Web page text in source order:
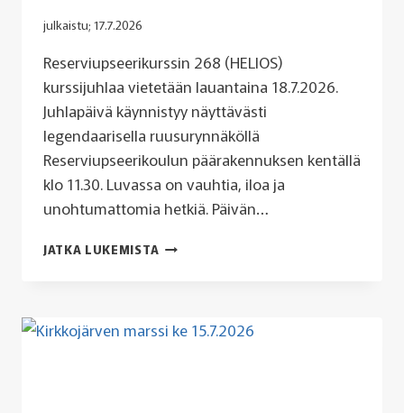
julkaistu; 17.7.2026
Reserviupseerikurssin 268 (HELIOS)
kurssijuhlaa vietetään lauantaina 18.7.2026.
Juhlapäivä käynnistyy näyttävästi
legendaarisella ruusurynnäköllä
Reserviupseerikoulun päärakennuksen kentällä
klo 11.30. Luvassa on vauhtia, iloa ja
unohtumattomia hetkiä. Päivän…
JATKA LUKEMISTA ONKO